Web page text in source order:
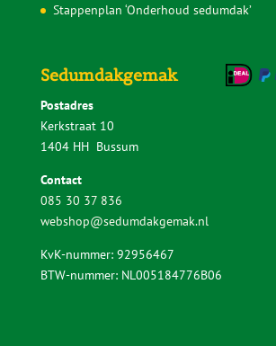
Stappenplan ‘Onderhoud sedumdak’
Sedumdakgemak
Postadres
Kerkstraat 10
1404 HH Bussum
Contact
085 30 37 836
webshop@sedumdakgemak.nl
KvK-nummer: 92956467
BTW-nummer: NL005184776B06